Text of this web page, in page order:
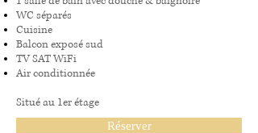
WC séparés
Cuisine
Balcon exposé sud
TV SAT WiFi
Air conditionnée
Situé au 1er étage
Réserver